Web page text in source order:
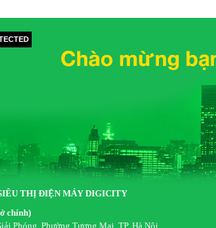
THỊ ĐIỆN MÁY DIGICITY
chính)
Phóng, Phường Tương Mai, TP. Hà Nội